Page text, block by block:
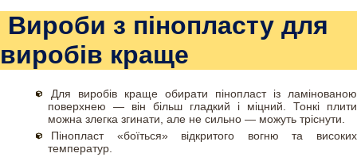
Вироби з пінопласту для
виробів краще
Для виробів краще обирати пінопласт із ламінованою
поверхнею — він більш гладкий і міцний. Тонкі плити
можна злегка згинати, але не сильно — можуть тріснути.
Пінопласт «боїться» відкритого вогню та високих
температур.